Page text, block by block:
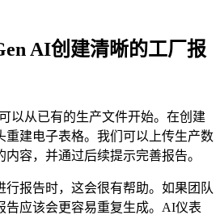
AI创建清晰的工厂报
以从已有的生产文件开始。在创建
重建电子表格。我们可以上传生产数
容，并通过后续提示完善报告。
行报告时，这会很有帮助。如果团队
告应该会更容易重复生成。AI仪表